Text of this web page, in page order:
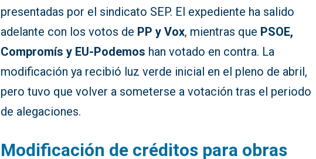
presentadas por el sindicato SEP. El expediente ha salido
adelante con los votos de PP y Vox, mientras que PSOE,
Compromís y EU-Podemos han votado en contra. La
modificación ya recibió luz verde inicial en el pleno de abril,
pero tuvo que volver a someterse a votación tras el periodo
de alegaciones.
Modificación de créditos para obras